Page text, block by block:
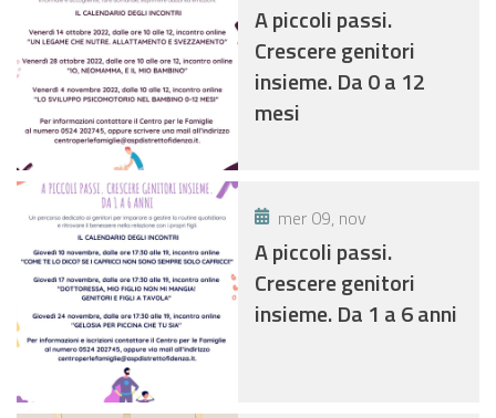
A piccoli passi.
Crescere genitori
insieme. Da 0 a 12
mesi
mer 09, nov
A piccoli passi.
Crescere genitori
insieme. Da 1 a 6 anni